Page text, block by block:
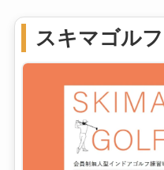
スキマゴル